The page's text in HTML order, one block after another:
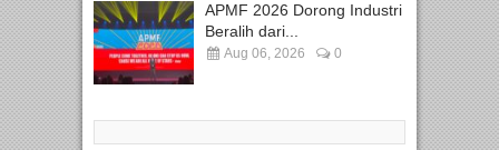
APMF 2026 Dorong Industri
Beralih dari...
Aug 06, 2026 0